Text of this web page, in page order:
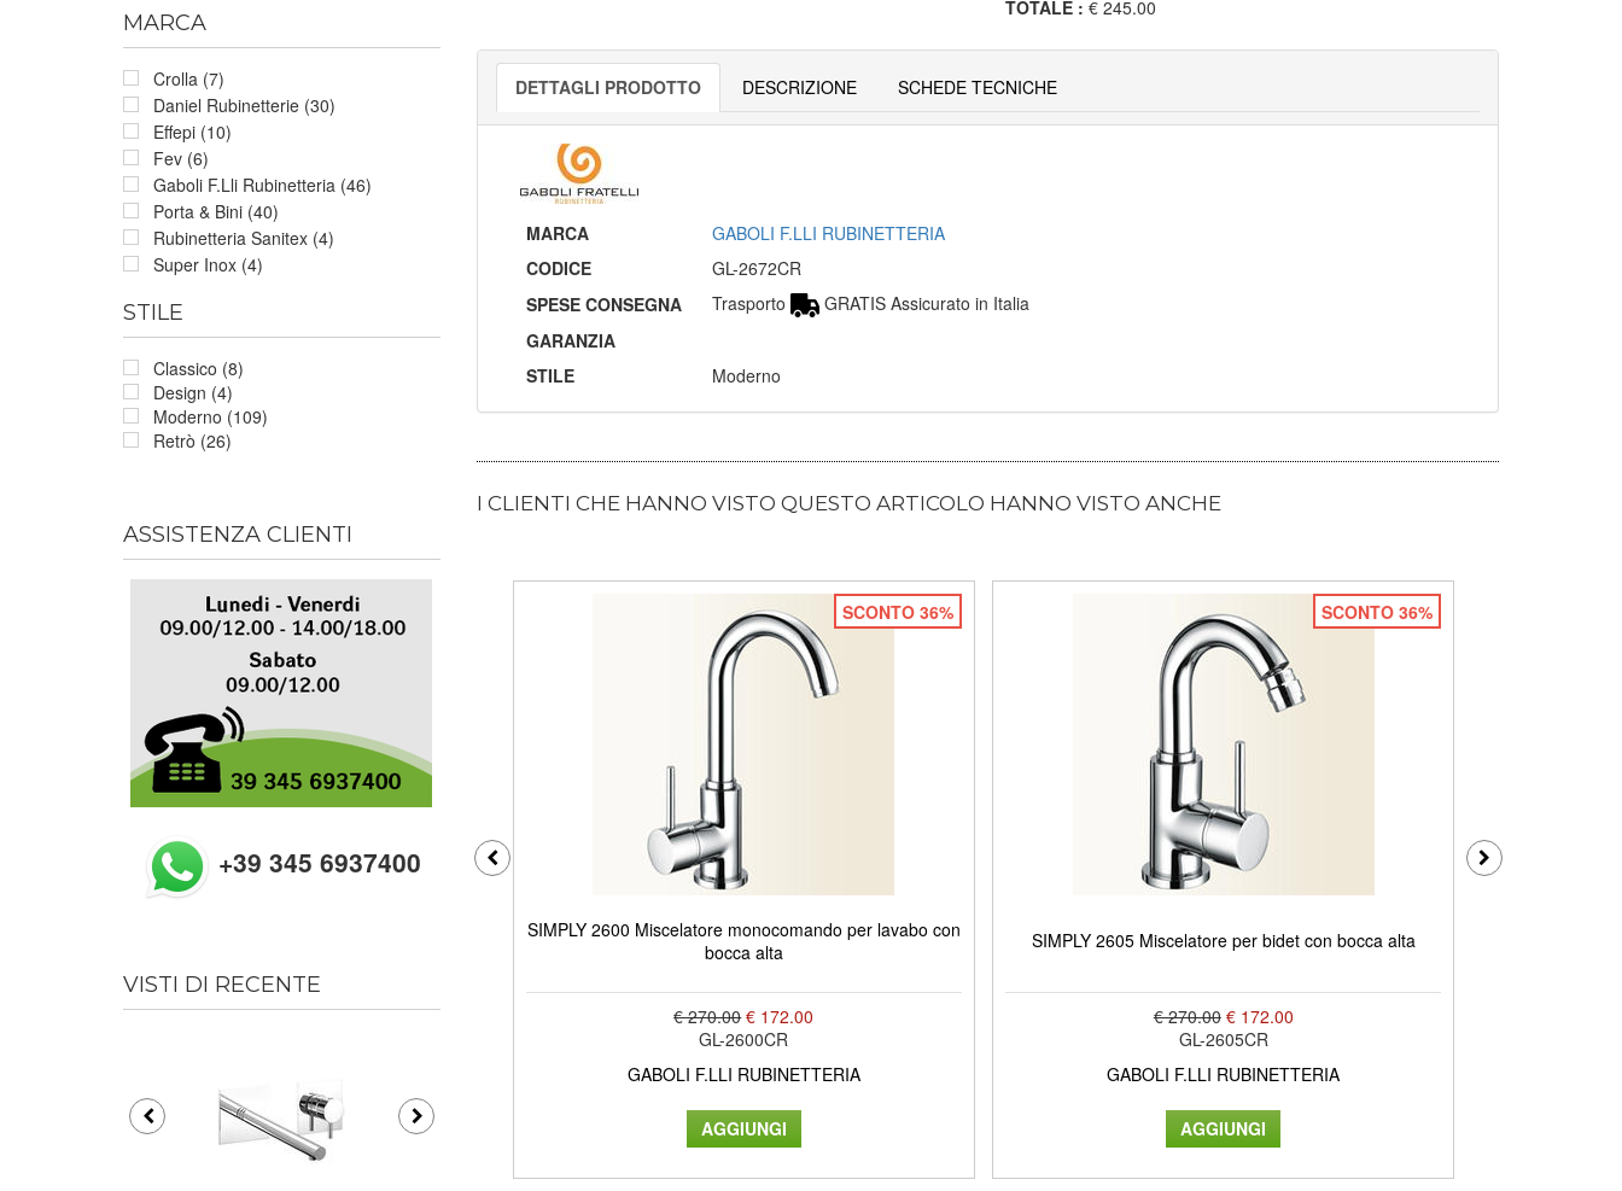
MARCA
Crolla (7)
Daniel Rubinetterie (30)
Effepi (10)
Fev (6)
Gaboli F.Lli Rubinetteria (46)
Porta & Bini (40)
Rubinetteria Sanitex (4)
Super Inox (4)
STILE
Classico (8)
Design (4)
Moderno (109)
Retrò (26)
ASSISTENZA CLIENTI
+39 345 6937400
VISTI DI RECENTE
TOTALE : € 245.00
DETTAGLI PRODOTTO DESCRIZIONE SCHEDE TECNICHE
MARCA
GABOLI F.LLI RUBINETTERIA
CODICE
GL-2672CR
SPESE CONSEGNA
Trasporto
GRATIS Assicurato in Italia
GARANZIA
STILE
Moderno
I CLIENTI CHE HANNO VISTO QUESTO ARTICOLO HANNO VISTO ANCHE
SCONTO 36%
SIMPLY 2600 Miscelatore monocomando per lavabo con
bocca alta
€ 270.00 € 172.00
GL-2600CR
GABOLI F.LLI RUBINETTERIA
SCONTO 36%
SIMPLY 2605 Miscelatore per bidet con bocca alta
€ 270.00 € 172.00
GL-2605CR
GABOLI F.LLI RUBINETTERIA